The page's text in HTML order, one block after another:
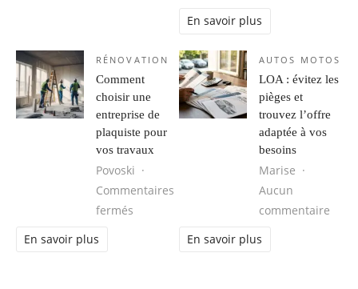
En savoir plus
RÉNOVATION
Comment
choisir une
entreprise de
plaquiste pour
vos travaux
Povoski
Commentaires
fermés sur Comment choisir une entreprise de
En savoir plus
AUTOS MOTOS
LOA : évitez les
pièges et
trouvez l’offre
adaptée à vos
besoins
Marise
Aucun
commentaire
En savoir plus